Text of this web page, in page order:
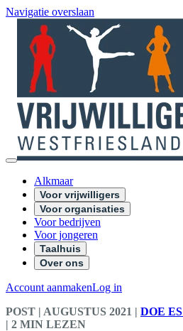
Navigatie overslaan
Alkmaar
Voor vrijwilligers
Voor organisaties
Voor bedrijven
Voor jongeren
Taalhuis
Over ons
Account aanmakenLog in
POST | AUGUSTUS 2021 | DOE
| 2 MIN LEZEN